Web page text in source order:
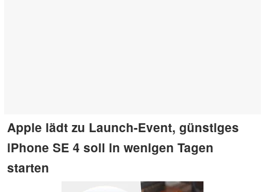
Apple lädt zu Launch-Event, günstiges
iPhone SE 4 soll in wenigen Tagen
starten